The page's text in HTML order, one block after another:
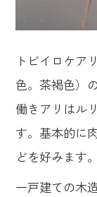
トビイロケア
色。茶褐色）
働きアリはル
す。基本的に
どを好みます。
一戸建ての木